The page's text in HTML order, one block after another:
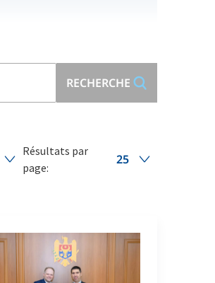
RECHERCHE
Résultats par
page:
25